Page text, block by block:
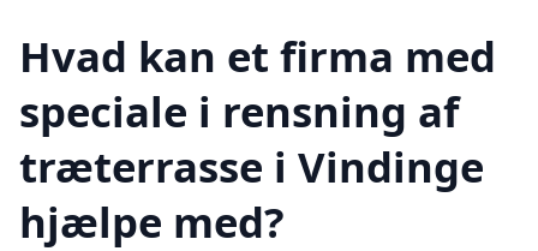
Hvad kan et firma med
speciale i rensning af
træterrasse i Vindinge
hjælpe med?